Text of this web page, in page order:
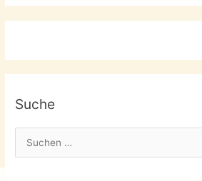
Suche
u